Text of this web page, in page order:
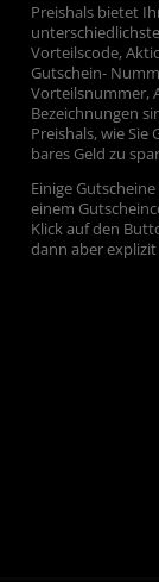
Preishals bietet
Vorteilscode,
Gutschein-
Vorteilsnummer,
Bezeichnungen
Preishals, wie
bares Geld zu
Einige
einem
Klick auf den
dann aber